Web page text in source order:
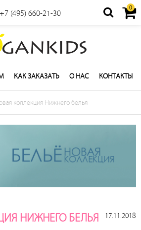
+7 (495) 660-21-30
0
КАК ЗАКАЗАТЬ О НАС КОНТАКТЫ
коллекция Нижнего белья
НИЖНЕГО БЕЛЬЯ 17.11.2018